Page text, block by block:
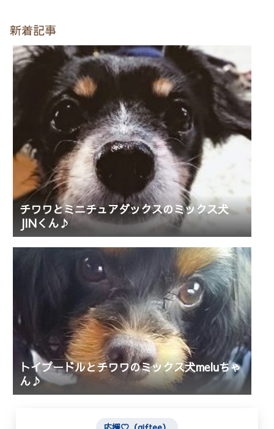
新着記事
チワワとミニチュアダックスのミックス犬
JINくん♪
トイプードルとチワワのミックス犬meluちゃ
ん♪